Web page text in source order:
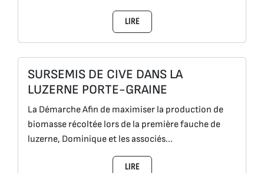
LIRE
SURSEMIS DE CIVE DANS LA
LUZERNE PORTE-GRAINE
La Démarche Afin de maximiser la production de
biomasse récoltée lors de la première fauche de
luzerne, Dominique et les associés...
LIRE